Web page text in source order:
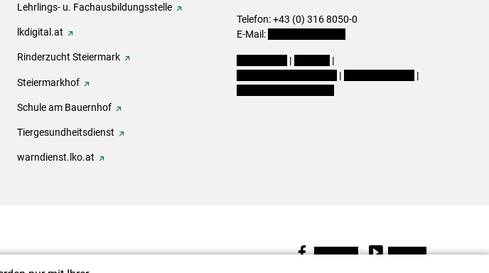
Lehrlings- u. Fachausbildungsstelle
lkdigital.at
Rinderzucht Steiermark
Steiermarkhof
Schule am Bauernhof
Tiergesundheitsdienst
warndienst.lko.at
Telefon: +43 (0) 316 8050-0
E-Mail:
|
|
|
|
Facebook Youtube